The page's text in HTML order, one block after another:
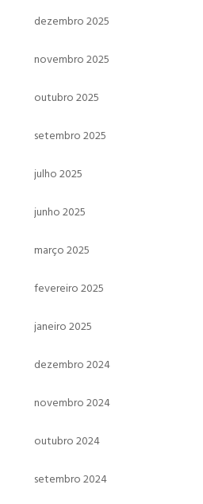
dezembro 2025
novembro 2025
outubro 2025
setembro 2025
julho 2025
junho 2025
março 2025
fevereiro 2025
janeiro 2025
dezembro 2024
novembro 2024
outubro 2024
setembro 2024